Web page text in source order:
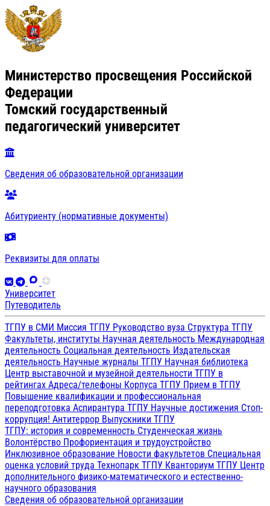
Министерство просвещения Российской
Федерации
Томский государственный
педагогический университет
Сведения об образовательной организации
Абитуриенту (нормативные документы)
Реквизиты для оплаты
Университет
Путеводитель
ТГПУ в СМИ Миссия ТГПУ Руководство вуза Структура ТГПУ
Факультеты, институты Научная деятельность Международная
деятельность Социальная деятельность Издательская
деятельность Научные журналы ТГПУ Научная библиотека
Центр выставочной и музейной деятельности ТГПУ в
рейтингах Адреса/телефоны Корпуса ТГПУ Прием в ТГПУ
Повышение квалификации и профессиональная
переподготовка Аспирантура ТГПУ Научные достижения Стоп-
коррупция! Антитеррор Выпускники ТГПУ
ТГПУ: история и современность Студенческая жизнь
Волонтёрство Профориентация и трудоустройство
Инклюзивное образование Новости факультетов Специальная
оценка условий труда Технопарк ТГПУ Кванториум ТГПУ Центр
дополнительного физико-математического и естественно-
научного образования
Сведения об образовательной организации